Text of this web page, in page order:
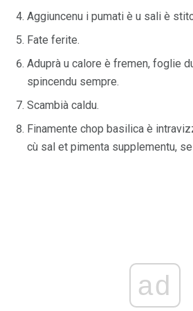
Aggiuncenu i pumati è u sali è
Fate ferite.
Aduprà u calore è fremen, foglie
spincendu sempre.
Scambià caldu.
Finamente chop basilica è
cù sal et pimenta supplementu,
ad